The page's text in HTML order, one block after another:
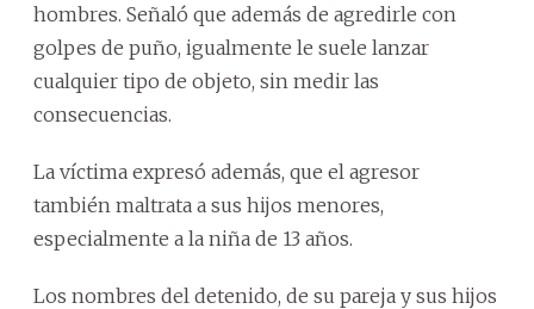
hombres. Señaló que además de agredirle con
golpes de puño, igualmente le suele lanzar
cualquier tipo de objeto, sin medir las
consecuencias.
La víctima expresó además, que el agresor
también maltrata a sus hijos menores,
especialmente a la niña de 13 años.
Los nombres del detenido, de su pareja y sus hijos